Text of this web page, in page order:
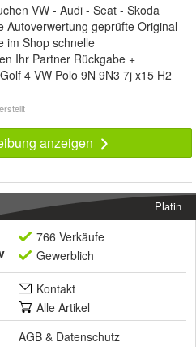
VW - Audi - Seat - Skoda
Autoverwertung geprüfte Original-
im Shop schnelle
Ihr Partner Rückgabe +
4 VW Polo 9N 9N3 7j x15 H2
anzeigen
Platin
766 Verkäufe
Gewerblich
Kontakt
Alle Artikel
AGB & Datenschutz